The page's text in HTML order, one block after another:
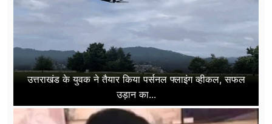
उत्तराखंड के युवक ने तैयार किया पर्सनल फ्लाइंग व्हीकल, सफल
उड़ान का...